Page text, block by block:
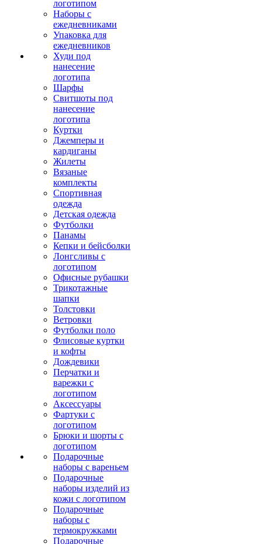
логотипом
Наборы с
ежедневниками
Упаковка для
ежедневников
Худи под
нанесение
логотипа
Шарфы
Свитшоты под
нанесение
логотипа
Куртки
Джемперы и
кардиганы
Жилеты
Вязаные
комплекты
Спортивная
одежда
Детская одежда
Футболки
Панамы
Кепки и бейсболки
Лонгсливы с
логотипом
Офисные рубашки
Трикотажные
шапки
Толстовки
Ветровки
Футболки поло
Флисовые куртки
и кофты
Дождевики
Перчатки и
варежки с
логотипом
Аксессуары
Фартуки с
логотипом
Брюки и шорты с
логотипом
Подарочные
наборы с вареньем
Подарочные
наборы изделий из
кожи с логотипом
Подарочные
наборы с
термокружками
Подарочные